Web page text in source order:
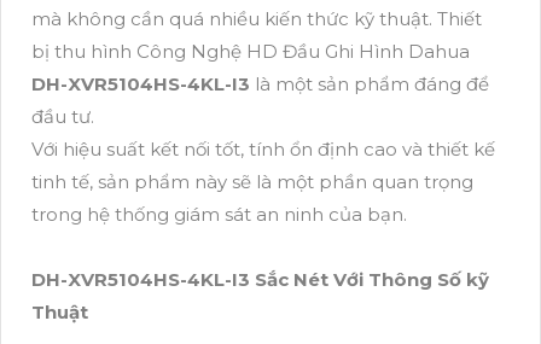
mà không cần quá nhiều kiến thức kỹ thuật. Thiết
bị thu hình Công Nghệ HD Đầu Ghi Hình Dahua
DH-XVR5104HS-4KL-I3 là một sản phẩm đáng để
đầu tư.
Với hiệu suất kết nối tốt, tính ổn định cao và thiết kế
tinh tế, sản phẩm này sẽ là một phần quan trọng
trong hệ thống giám sát an ninh của bạn.
DH-XVR5104HS-4KL-I3 Sắc Nét Với Thông Số kỹ
Thuật